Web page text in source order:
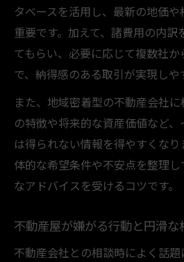
タベースを活用し、最新の地価
重要です。加えて、諸費用の内訳
てもらい、必要に応じて複数社
で、納得感のある取引が実現しや
また、地域密着型の不動産会社
の特徴や将来的な資産価値など
は得られない情報を得やすくな
体的な希望条件や不安点を整理
なアドバイスを受けるコツです。
不動産屋が嫌がる行動と円滑な
不動産会社との相談時によく話